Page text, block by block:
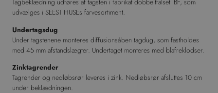
Tagbeklædning udføres af tagsten i fabrikat dobbeltfalset IBF, som
udvælges i SEEST HUSEs farvesortiment.
Undertagsdug
Under tagstenene monteres diffusionsåben tagdug, som fastholdes
med 45 mm afstandslægter. Undertaget monteres med blafreklodser.
Zinktagrender
Tagrender og nedløbsrør leveres i zink. Nedløbsrør afsluttes 10 cm
under beklædningen.